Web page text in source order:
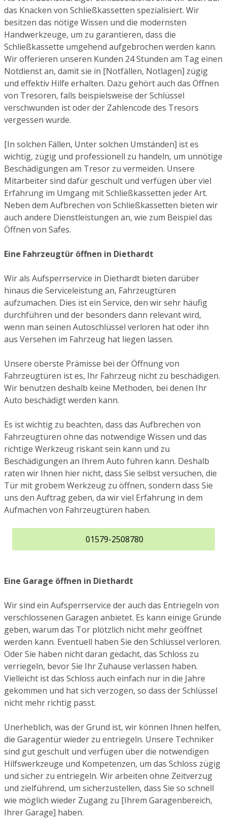
das Knacken von Schließkassetten spezialisiert. Wir
besitzen das nötige Wissen und die modernsten
Handwerkzeuge, um zu garantieren, dass die
Schließkassette umgehend aufgebrochen werden kann.
Wir offerieren unseren Kunden 24 Stunden am Tag einen
Notdienst an, damit sie in [Notfällen, Notlagen] zügig
und effektiv Hilfe erhalten. Dazu gehört auch das Öffnen
von Tresoren, falls beispielsweise der Schlüssel
verschwunden ist oder der Zahlencode des Tresors
vergessen wurde.
[In solchen Fällen, Unter solchen Umständen] ist es
wichtig, zügig und professionell zu handeln, um unnötige
Beschädigungen am Tresor zu vermeiden. Unsere
Mitarbeiter sind dafür geschult und verfügen über viel
Erfahrung im Umgang mit Schließkassetten jeder Art.
Neben dem Aufbrechen von Schließkassetten bieten wir
auch andere Dienstleistungen an, wie zum Beispiel das
Öffnen von Safes.
Eine Fahrzeugtür öffnen in Diethardt
Wir als Aufsperrservice in Diethardt bieten darüber
hinaus die Serviceleistung an, Fahrzeugtüren
aufzumachen. Dies ist ein Service, den wir sehr häufig
durchführen und der besonders dann relevant wird,
wenn man seinen Autoschlüssel verloren hat oder ihn
aus Versehen im Fahrzeug hat liegen lassen.
Unsere oberste Prämisse bei der Öffnung von
Fahrzeugtüren ist es, Ihr Fahrzeug nicht zu beschädigen.
Wir benutzen deshalb keine Methoden, bei denen Ihr
Auto beschädigt werden kann.
Es ist wichtig zu beachten, dass das Aufbrechen von
Fahrzeugtüren ohne das notwendige Wissen und das
richtige Werkzeug riskant sein kann und zu
Beschädigungen an Ihrem Auto führen kann. Deshalb
raten wir Ihnen hier nicht, dass Sie selbst versuchen, die
Tür mit grobem Werkzeug zu öffnen, sondern dass Sie
uns den Auftrag geben, da wir viel Erfahrung in dem
Aufmachen von Fahrzeugtüren haben.
01579-2508780
Eine Garage öffnen in Diethardt
Wir sind ein Aufsperrservice der auch das Entriegeln von
verschlossenen Garagen anbietet. Es kann einige Gründe
geben, warum das Tor plötzlich nicht mehr geöffnet
werden kann. Eventuell haben Sie den Schlüssel verloren.
Oder Sie haben nicht daran gedacht, das Schloss zu
verriegeln, bevor Sie Ihr Zuhause verlassen haben.
Vielleicht ist das Schloss auch einfach nur in die Jahre
gekommen und hat sich verzogen, so dass der Schlüssel
nicht mehr richtig passt.
Unerheblich, was der Grund ist, wir können Ihnen helfen,
die Garagentür wieder zu entriegeln. Unsere Techniker
sind gut geschult und verfügen über die notwendigen
Hilfswerkzeuge und Kompetenzen, um das Schloss zügig
und sicher zu entriegeln. Wir arbeiten ohne Zeitverzug
und zielführend, um sicherzustellen, dass Sie so schnell
wie möglich wieder Zugang zu [Ihrem Garagenbereich,
Ihrer Garage] haben.